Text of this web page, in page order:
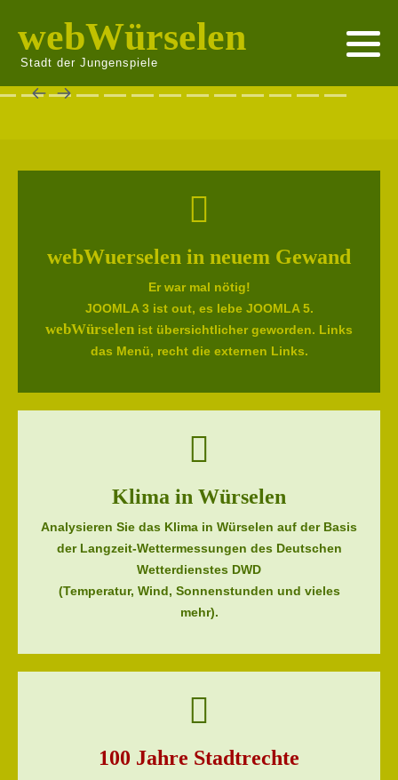
webWürselen
Stadt der Jungenspiele
webWuerselen in neuem Gewand
Er war mal nötig!
JOOMLA 3 ist out, es lebe JOOMLA 5.
webWürselen ist übersichtlicher geworden. Links
das Menü, recht die externen Links.
Klima in Würselen
Analysieren Sie das Klima in Würselen auf der Basis
der Langzeit-Wettermessungen des Deutschen
Wetterdienstes DWD
(Temperatur, Wind, Sonnenstunden und vieles
mehr).
100 Jahre Stadtrechte